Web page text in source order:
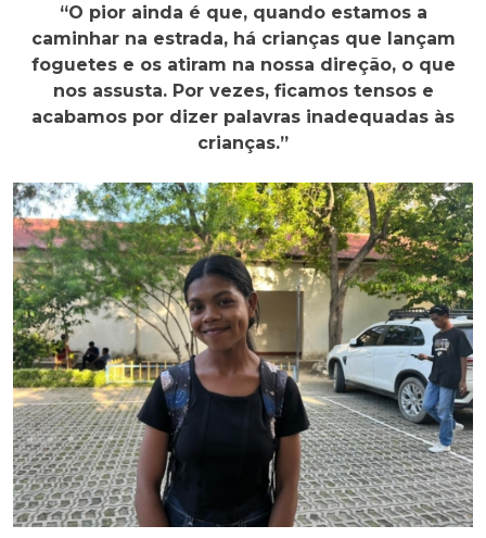
“O pior ainda é que, quando estamos a
caminhar na estrada, há crianças que lançam
foguetes e os atiram na nossa direção, o que
nos assusta. Por vezes, ficamos tensos e
acabamos por dizer palavras inadequadas às
crianças.”